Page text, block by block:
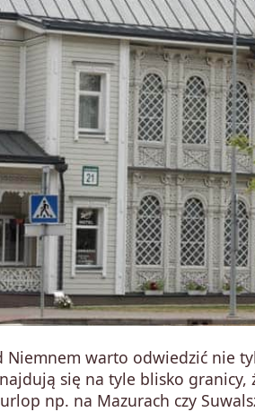
Niemnem warto odwiedzić nie
się na tyle blisko granicy,
np. na Mazurach czy